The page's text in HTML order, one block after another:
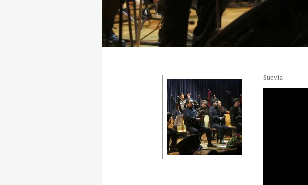
Suevia